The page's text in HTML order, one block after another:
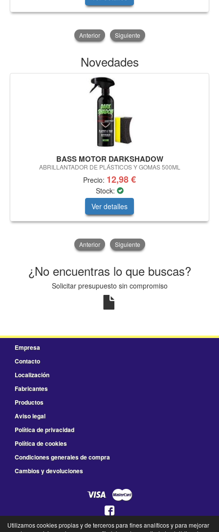
Anterior Siguiente
Novedades
BASS MOTOR DARKSHADOW
ABRILLANTADOR DE PLÁSTICOS Y GOMAS 500ML
Precio: 12,98 €
Stock:
Ver detalles
Anterior Siguiente
¿No encuentras lo que buscas?
Solicitar presupuesto sin compromiso
Empresa
Contacto
Localización
Fabricantes
Productos
Aviso legal
Política de privacidad
Política de cookies
Condiciones generales de compra
Cambios y devoluciones
925 78 41 66
Utilizamos cookies propias y de terceros para fines analíticos y para mejorar